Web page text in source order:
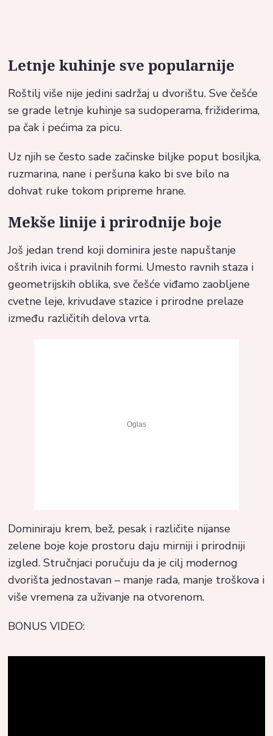
Letnje kuhinje sve popularnije
Roštilj više nije jedini sadržaj u dvorištu. Sve češće
se grade letnje kuhinje sa sudoperama, frižiderima,
pa čak i pećima za picu.
Uz njih se često sade začinske biljke poput bosiljka,
ruzmarina, nane i peršuna kako bi sve bilo na
dohvat ruke tokom pripreme hrane.
Mekše linije i prirodnije boje
Još jedan trend koji dominira jeste napuštanje
oštrih ivica i pravilnih formi. Umesto ravnih staza i
geometrijskih oblika, sve češće viđamo zaobljene
cvetne leje, krivudave stazice i prirodne prelaze
između različitih delova vrta.
Dominiraju krem, bež, pesak i različite nijanse
zelene boje koje prostoru daju mirniji i prirodniji
izgled. Stručnjaci poručuju da je cilj modernog
dvorišta jednostavan – manje rada, manje troškova i
više vremena za uživanje na otvorenom.
BONUS VIDEO: